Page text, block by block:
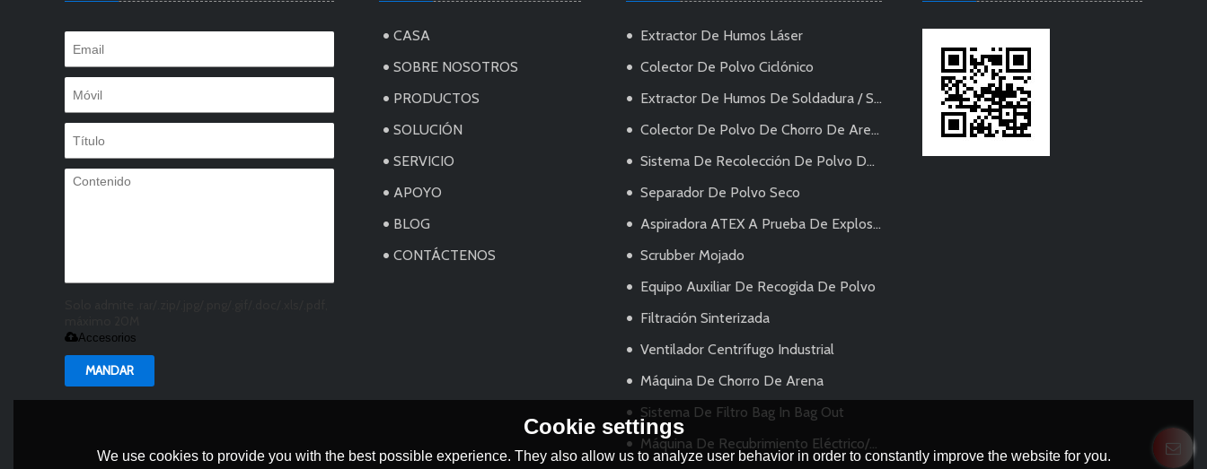
Accesorios
MANDAR
CASA
SOBRE NOSOTROS
PRODUCTOS
SOLUCIÓN
SERVICIO
APOYO
BLOG
CONTÁCTENOS
Extractor De Humos Láser
Colector De Polvo Ciclónico
Extractor De Humos De Soldadura / Soldadura
Colector De Polvo De Chorro De Arena
Sistema De Recolección De Polvo De Metal
Separador De Polvo Seco
Aspiradora ATEX A Prueba De Explosivos-Neumática
Scrubber Mojado
Equipo Auxiliar De Recogida De Polvo
Filtración Sinterizada
Ventilador Centrífugo Industrial
Máquina De Chorro De Arena
Sistema De Filtro Bag In Bag Out
Máquina De Recubrimiento Eléctrico/Sistema De Pulverización De Polvo
Cookie settings
We use cookies to provide you with the best possible experience. They also allow us to analyze user behavior in order to constantly improve the website for you.